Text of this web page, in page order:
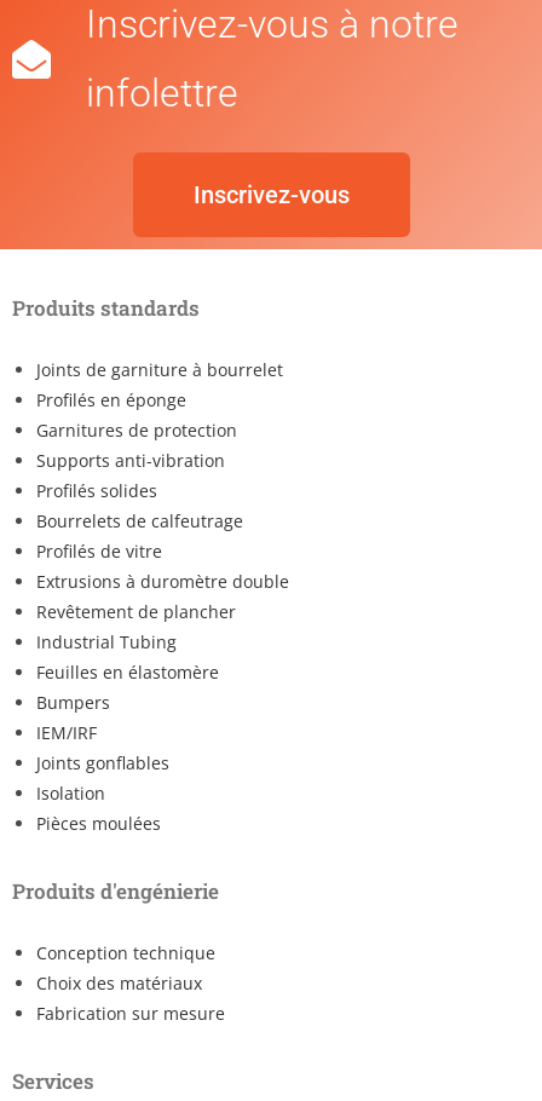
Inscrivez-vous à notre
infolettre
Inscrivez-vous
Produits standards
Joints de garniture à bourrelet
Profilés en éponge
Garnitures de protection
Supports anti-vibration
Profilés solides
Bourrelets de calfeutrage
Profilés de vitre
Extrusions à duromètre double
Revêtement de plancher
Industrial Tubing
Feuilles en élastomère
Bumpers
IEM/IRF
Joints gonflables
Isolation
Pièces moulées
Produits d'engénierie
Conception technique
Choix des matériaux
Fabrication sur mesure
Services